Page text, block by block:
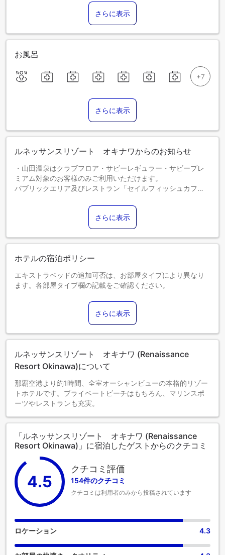
さらに表示
お風呂
さらに表示
ルネッサンスリゾート オキナワからのお知らせ
・山田温泉はクラブフロア・サビーレギュラー・サビープレ
ミアム対象のお客様のみご利用いただけます。
パブリックエリア及びレストラン「セイルフィッシュカフ
ンビルハウス」・「彩」・「海風」・「ロイズ」も全面禁煙
３～５歳までの幼児のお客様につきましては、宿泊料金を現
地でお支払いいただきます。
へお知らせください。 連泊時はエコ清掃を実施中です。詳細
さらに表示
ホテルの宿泊ポリシー
エキストラベッドの追加可否は、お部屋タイプにより異なり
ます。各部屋タイプ欄の記載をご確認ください。
さらに表示
ルネッサンスリゾート オキナワ (Renaissance
Resort Okinawa)について
那覇空港より約1時間、全室オーシャンビューの本格的リゾー
トホテルです。プライベートビーチはもちろん、マリンスポ
ーツやレストランも充実。
「ルネッサンスリゾート オキナワ (Renaissance
Resort Okinawa)」に宿泊したゲストからのクチコミ
4.5
クチコミ評価
154件のクチコミ
クチコミは利用者のみから投稿されています
ロケーション 4.3